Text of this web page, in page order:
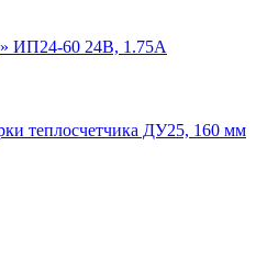
ИП24-60 24В, 1.75А
теплосчетчика ДУ25, 160 мм